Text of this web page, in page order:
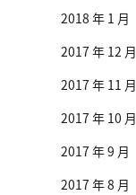
2018 年 1 月
2017 年 12 月
2017 年 11 月
2017 年 10 月
2017 年 9 月
2017 年 8 月